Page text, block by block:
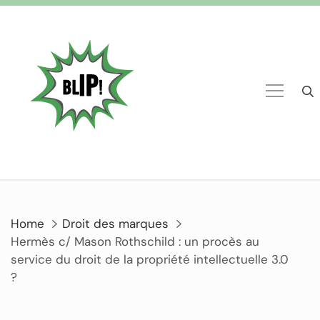
Home
Droit des marques
Hermès c/ Mason Rothschild : un procès au
service du droit de la propriété intellectuelle 3.0
?